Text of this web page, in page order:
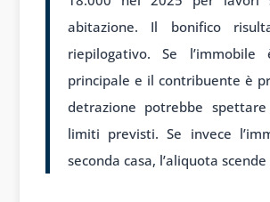
abitazione. Il bonifico
riepilogativo. Se l’immobile
principale e il contribuente è
detrazione potrebbe
limiti previsti. Se invece
seconda casa, l’aliquota scende